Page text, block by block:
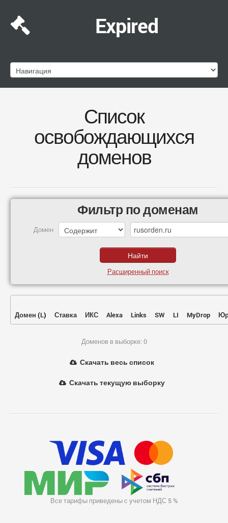
Expired
Список
освобождающихся
доменов
Фильтр по доменам
Домен
Расширенный поиск
Домен (L) Ставка ИКС Alexa Links SW LI MyDrop
Доменов в выборке: 0
Скачать весь список
Скачать текущую выборку
Все тарифы приведены с учетом НДС 5 %